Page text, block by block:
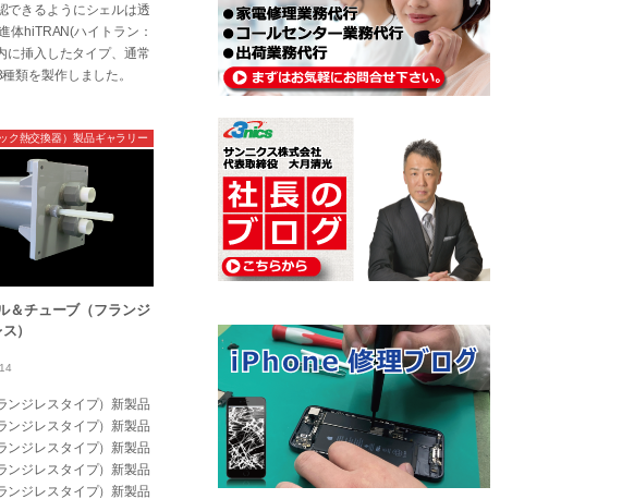
できるようにシェルは透
体hiTRAN(ハイトラン：
に挿入したタイプ、通常
類を製作しました。
＆チューブ（フランジ
）
ク熱交換器）製品ギャラリー
ンジレスタイプ）新製品
ンジレスタイプ）新製品
ンジレスタイプ）新製品
ンジレスタイプ）新製品
ンジレスタイプ）新製品